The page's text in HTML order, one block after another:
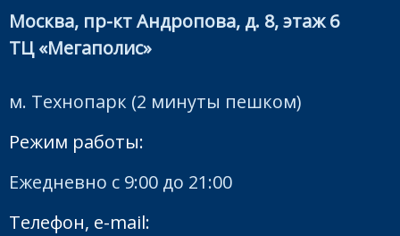
Москва, пр-кт Андропова, д. 8, этаж 6
ТЦ «Мегаполис»
м. Технопарк (2 минуты пешком)
Режим работы:
Ежедневно с 9:00 до 21:00
Телефон, e-mail: